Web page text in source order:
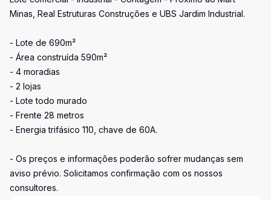
Minas, Real Estruturas Construções e UBS Jardim Industrial.
- Lote de 690m²
- Área construída 590m²
- 4 moradias
- 2 lojas
- Lote todo murado
- Frente 28 metros
- Energia trifásico 110, chave de 60A.
- Os preços e informações poderão sofrer mudanças sem
aviso prévio. Solicitamos confirmação com os nossos
consultores.